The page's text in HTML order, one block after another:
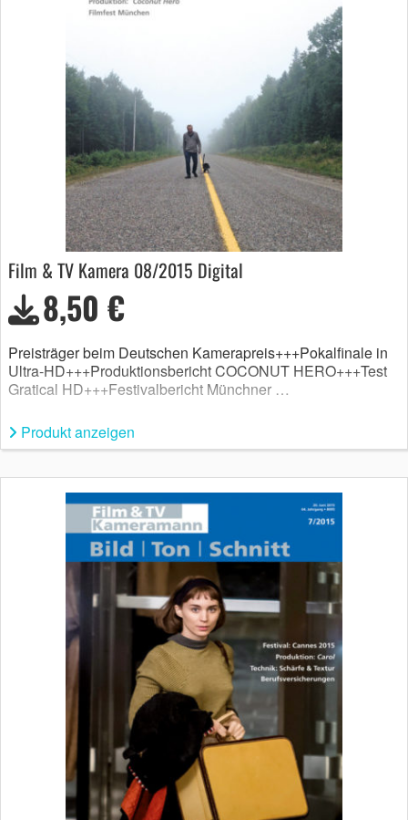
Film & TV Kamera 08/2015 Digital
8,50 €
Preisträger beim Deutschen Kamerapreis+++Pokalfinale in
Ultra-HD+++Produktionsbericht COCONUT HERO+++Test
Gratical HD+++Festivalbericht Münchner …
Produkt anzeigen